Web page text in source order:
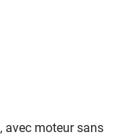
, avec moteur sans